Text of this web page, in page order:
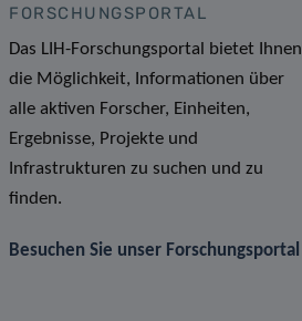
FORSCHUNGSPORTAL
Das LIH-Forschungsportal bietet Ihnen
die Möglichkeit, Informationen über
alle aktiven Forscher, Einheiten,
Ergebnisse, Projekte und
Infrastrukturen zu suchen und zu
finden.
Besuchen Sie unser Forschungsportal